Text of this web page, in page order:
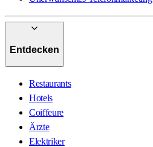
Entdecken
Restaurants
Hotels
Coiffeure
Ärzte
Elektriker